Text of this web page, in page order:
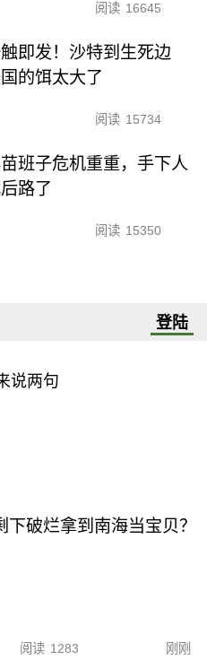
阅读 16645
即发！沙特到生死边
的饵太大了
阅读 15734
班子危机重重，手下人
路了
阅读 15350
登陆
说两句
破烂拿到南海当宝贝？
阅读 1283 刚刚